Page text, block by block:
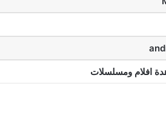
افلام ومسلسلات